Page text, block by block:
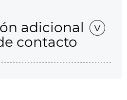
adicional
contacto